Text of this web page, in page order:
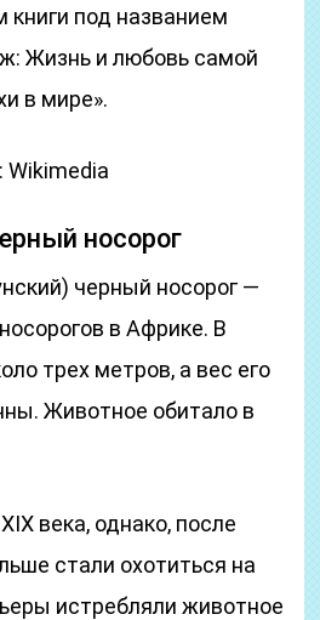
книги под названием
Жизнь и любовь самой
в мире».
Wikimedia
носорог
черный носорог —
в Африке. В
трех метров, а вес его
Животное обитало в
века, однако, после
стали охотиться на
истребляли животное